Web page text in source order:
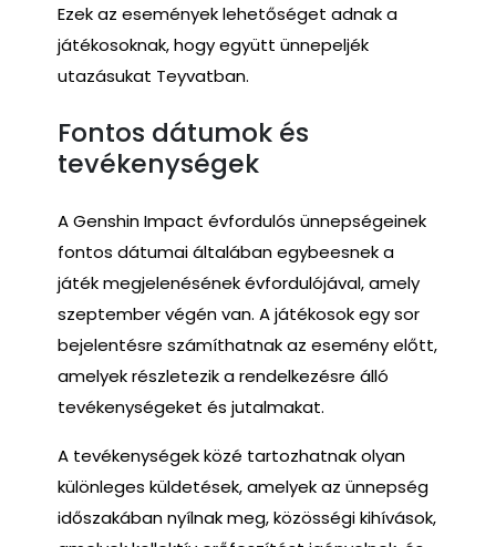
Ezek az események lehetőséget adnak a
játékosoknak, hogy együtt ünnepeljék
utazásukat Teyvatban.
Fontos dátumok és
tevékenységek
A Genshin Impact évfordulós ünnepségeinek
fontos dátumai általában egybeesnek a
játék megjelenésének évfordulójával, amely
szeptember végén van. A játékosok egy sor
bejelentésre számíthatnak az esemény előtt,
amelyek részletezik a rendelkezésre álló
tevékenységeket és jutalmakat.
A tevékenységek közé tartozhatnak olyan
különleges küldetések, amelyek az ünnepség
időszakában nyílnak meg, közösségi kihívások,